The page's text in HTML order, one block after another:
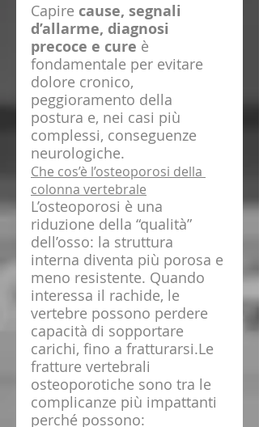
Capire cause, segnali
d’allarme, diagnosi
precoce e cure è
fondamentale per evitare
dolore cronico,
peggioramento della
postura e, nei casi più
complessi, conseguenze
neurologiche.
Che cos’è l’osteoporosi della
colonna vertebrale
L’osteoporosi è una
riduzione della “qualità”
dell’osso: la struttura
interna diventa più porosa e
meno resistente. Quando
interessa il rachide, le
vertebre possono perdere
capacità di sopportare
carichi, fino a fratturarsi.Le
fratture vertebrali
osteoporotiche sono tra le
complicanze più impattanti
perché possono: